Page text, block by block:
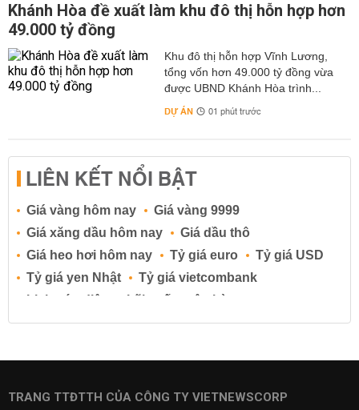
Khánh Hòa đề xuất làm khu đô thị hỗn hợp hơn
49.000 tỷ đồng
Khu đô thị hỗn hợp Vĩnh Lương,
tổng vốn hơn 49.000 tỷ đồng vừa
được UBND Khánh Hòa trình...
DỰ ÁN 01 phút trước
LIÊN KẾT NỔI BẬT
Giá vàng hôm nay
Giá vàng 9999
Giá xăng dầu hôm nay
Giá dầu thô
Giá heo hơi hôm nay
Tỷ giá euro
Tỷ giá USD
Tỷ giá yen Nhật
Tỷ giá vietcombank
Lịch cúp điện
Lãi suất ngân hàng
Lãi suất tiết kiệm
Lãi suất tiền gửi
Lãi suất ngân hàng BIDV
TRANG TTĐTTH CỦA CÔNG TY VIETNEWSCORP